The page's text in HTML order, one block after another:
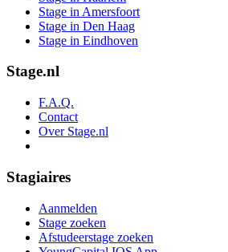
Stage in Amersfoort
Stage in Den Haag
Stage in Eindhoven
Stage.nl
F.A.Q.
Contact
Over Stage.nl
Stagiaires
Aanmelden
Stage zoeken
Afstudeerstage zoeken